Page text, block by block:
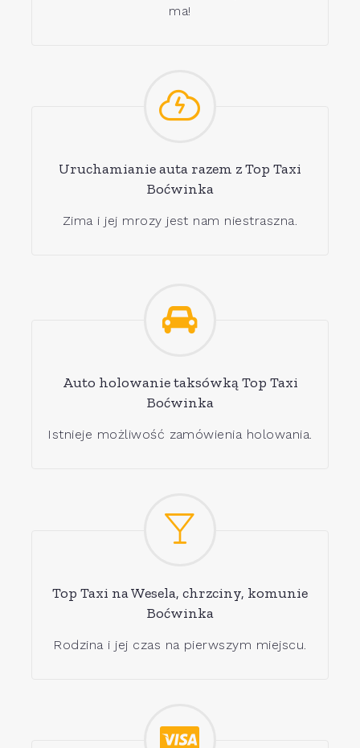
ma!
Uruchamianie auta razem z Top Taxi
Boćwinka
Zima i jej mrozy jest nam niestraszna.
Auto holowanie taksówką Top Taxi
Boćwinka
Istnieje możliwość zamówienia holowania.
Top Taxi na Wesela, chrzciny, komunie
Boćwinka
Rodzina i jej czas na pierwszym miejscu.